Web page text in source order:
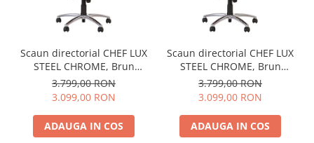
Scaun directorial CHEF LUX
STEEL CHROME, Brun
inchis, piele naturala
3.799,00 RON
3.099,00 RON
ADAUGA IN COS
Scaun directorial CHEF LUX
STEEL CHROME, Brun
deschis, piele naturala
3.799,00 RON
3.099,00 RON
ADAUGA IN COS